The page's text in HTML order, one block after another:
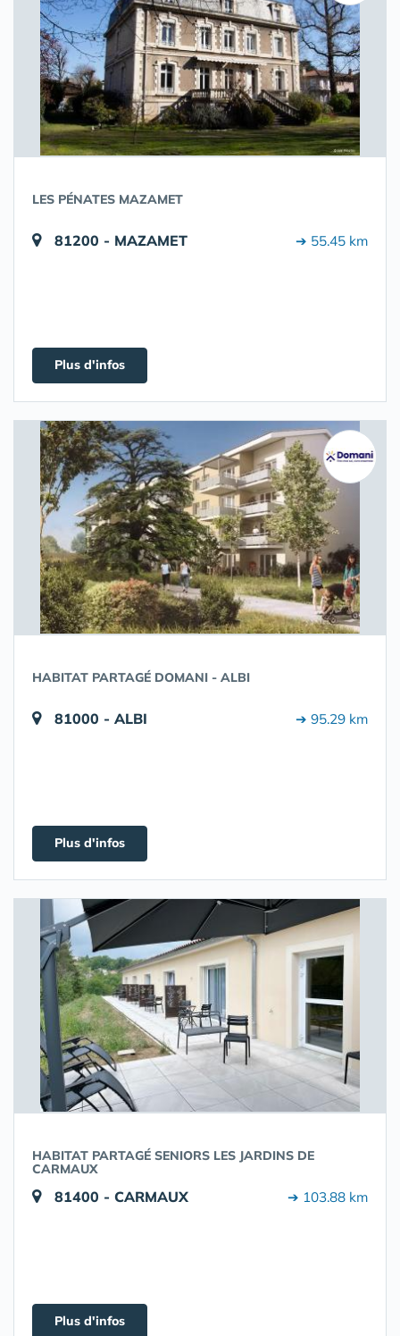
LES PÉNATES MAZAMET
81200 - MAZAMET ➔ 55.45 km
Plus d'infos
HABITAT PARTAGÉ DOMANI - ALBI
81000 - ALBI ➔ 95.29 km
Plus d'infos
HABITAT PARTAGÉ SENIORS LES JARDINS DE
CARMAUX
81400 - CARMAUX ➔ 103.88 km
Plus d'infos